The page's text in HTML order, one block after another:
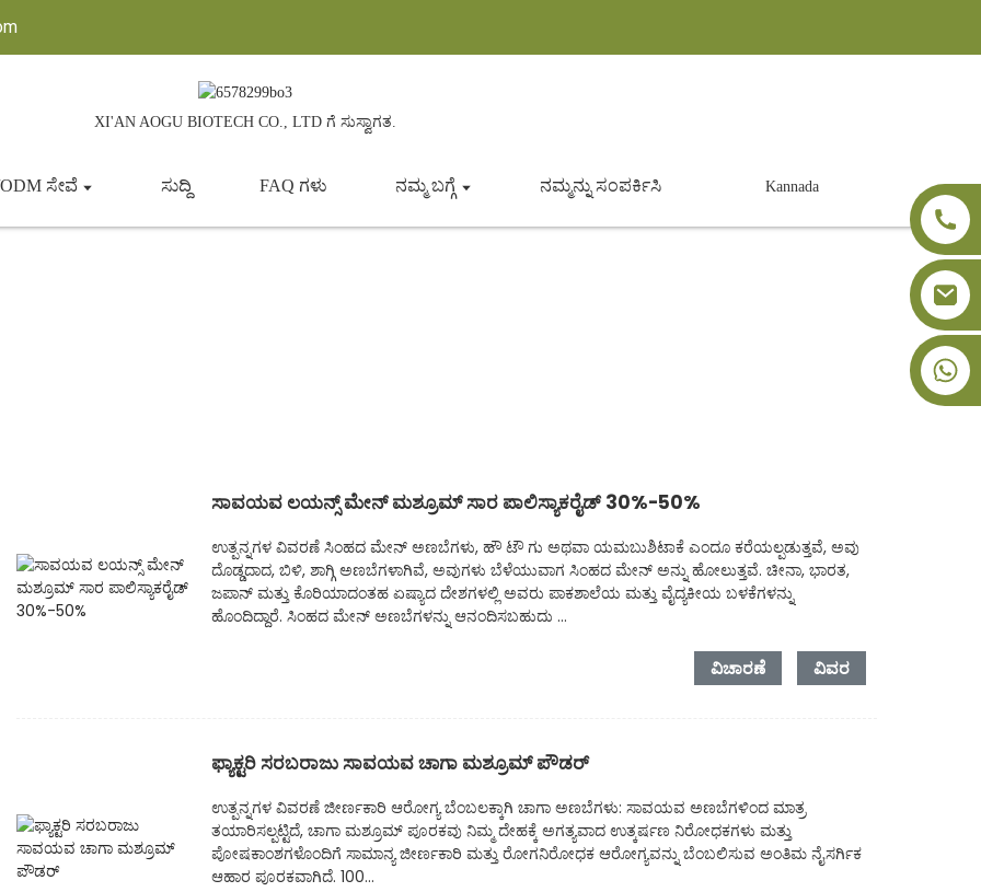
XI'AN AOGU BIOTECH CO., LTD ಗೆ ಸುಸ್ವಾಗತ.
ಸೇವೆ ಸುದ್ದಿ FAQ ಗಳು ನಮ್ಮ ಬಗ್ಗೆ ನಮ್ಮನ್ನು ಸಂಪರ್ಕಿಸಿ Kannada
ಸಾವಯವ ಲಯನ್ಸ್ ಮೇನ್ ಮಶ್ರೂಮ್ ಸಾರ ಪಾಲಿಸ್ಯಾಕರೈಡ್ 30%-50%
ಉತ್ಪನ್ನಗಳ ವಿವರಣೆ ಸಿಂಹದ ಮೇನ್ ಅಣಬೆಗಳು, ಹೌ ಟೌ ಗು ಅಥವಾ ಯಮಬುಶಿಟಾಕೆ ಎಂದೂ ಕರೆಯಲ್ಪಡುತ್ತವೆ, ಅವು
ದೊಡ್ಡದಾದ, ಬಿಳಿ, ಶಾಗ್ಗಿ ಅಣಬೆಗಳಾಗಿವೆ, ಅವುಗಳು ಬೆಳೆಯುವಾಗ ಸಿಂಹದ ಮೇನ್ ಅನ್ನು ಹೋಲುತ್ತವೆ. ಚೀನಾ, ಭಾರತ,
ಜಪಾನ್ ಮತ್ತು ಕೊರಿಯಾದಂತಹ ಏಷ್ಯಾದ ದೇಶಗಳಲ್ಲಿ ಅವರು ಪಾಕಶಾಲೆಯ ಮತ್ತು ವೈದ್ಯಕೀಯ ಬಳಕೆಗಳನ್ನು
ಹೊಂದಿದ್ದಾರೆ. ಸಿಂಹದ ಮೇನ್ ಅಣಬೆಗಳನ್ನು ಆನಂದಿಸಬಹುದು ...
ವಿಚಾರಣೆ ವಿವರ
ಫ್ಯಾಕ್ಟರಿ ಸರಬರಾಜು ಸಾವಯವ ಚಾಗಾ ಮಶ್ರೂಮ್ ಪೌಡರ್
ಉತ್ಪನ್ನಗಳ ವಿವರಣೆ ಜೀರ್ಣಕಾರಿ ಆರೋಗ್ಯ ಬೆಂಬಲಕ್ಕಾಗಿ ಚಾಗಾ ಅಣಬೆಗಳು: ಸಾವಯವ ಅಣಬೆಗಳಿಂದ ಮಾತ್ರ
ತಯಾರಿಸಲ್ಪಟ್ಟಿದೆ, ಚಾಗಾ ಮಶ್ರೂಮ್ ಪೂರಕವು ನಿಮ್ಮ ದೇಹಕ್ಕೆ ಅಗತ್ಯವಾದ ಉತ್ಕರ್ಷಣ ನಿರೋಧಕಗಳು ಮತ್ತು
ಪೋಷಕಾಂಶಗಳೊಂದಿಗೆ ಸಾಮಾನ್ಯ ಜೀರ್ಣಕಾರಿ ಮತ್ತು ರೋಗನಿರೋಧಕ ಆರೋಗ್ಯವನ್ನು ಬೆಂಬಲಿಸುವ ಅಂತಿಮ ನೈಸರ್ಗಿಕ
ಆಹಾರ ಪೂರಕವಾಗಿದೆ. 100...